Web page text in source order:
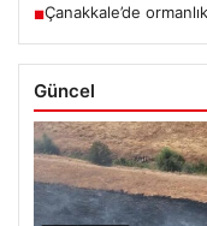
■Çanakkale’de
Güncel